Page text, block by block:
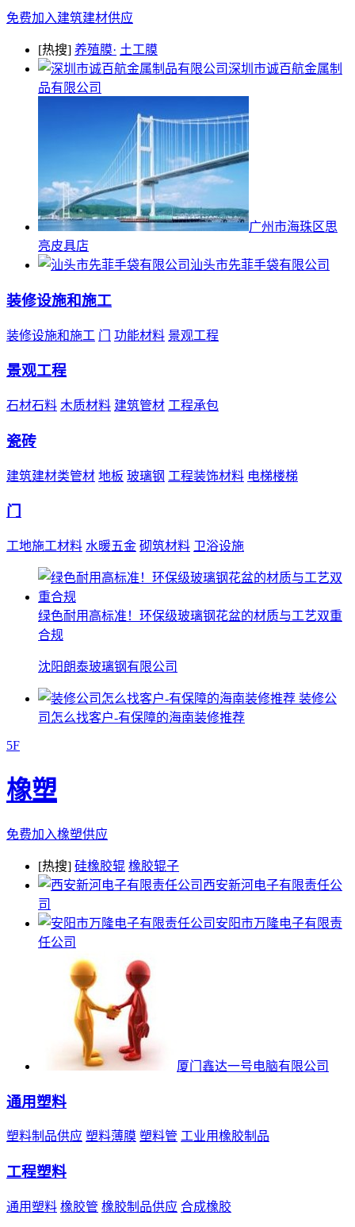
免费加入建筑建材供应
[热搜] 养殖膜· 土工膜
深圳市诚百航金属制
品有限公司
广州市海珠区思
亮皮具店
汕头市先菲手袋有限公司
装修设施和施工
装修设施和施工 门 功能材料 景观工程
景观工程
石材石料 木质材料 建筑管材 工程承包
瓷砖
建筑建材类管材 地板 玻璃钢 工程装饰材料 电梯楼梯
门
工地施工材料 水暖五金 砌筑材料 卫浴设施
绿色耐用高标准！环保级玻璃钢花盆的材质与工艺双重
合规
沈阳朗泰玻璃钢有限公司
装修公
司怎么找客户-有保障的海南装修推荐
5F
橡塑
免费加入橡塑供应
[热搜] 硅橡胶辊 橡胶辊子
西安新河电子有限责任公
司
安阳市万隆电子有限责
任公司
厦门鑫达一号电脑有限公司
通用塑料
塑料制品供应 塑料薄膜 塑料管 工业用橡胶制品
工程塑料
通用塑料 橡胶管 橡胶制品供应 合成橡胶